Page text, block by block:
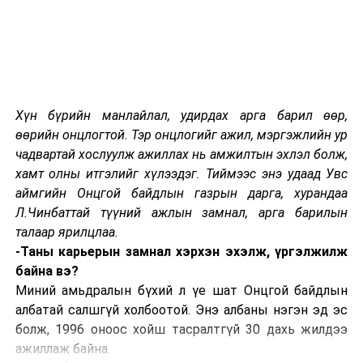
хөрөнгө оруулалтын газар ОНӨААТҮГ ажилласан.
Ийнхүү зураг төсөл бэлэн болж 2019 онд барилга
угсралтын ажил эхэлжээ. Ийнхүү 2021 оны есдүгээр
сард тус Дэд төвийн ажил 95 хувийн
гүйцэтгэлтэйгээр туршилтаар ашиглалтад орж,
Сэлбийн дэнжийн зарим аж ахуйн нэгжийг дулаанаар
хангаж эхэлсэн бол өдгөө барилга угсралтын ажил
бүрэн дуусжээ.
УНШСАН: 2855
ДАРААХ МЭДЭЭ
Үс шинээр үргээлгэх буюу засуулахад тохиромжгүй
Хүн бүрийн манлайлал, удирдах арга барил өөр,
өөрийн онцлогтой. Тэр онцлогийг ажил, мэргэжлийн ур
чадвартай хослуулж ажиллах нь амжилтын эхлэл болж,
хамт олны итгэлийг хүлээдэг. Тиймээс энэ удаад Увс
аймгийн Онцгой байдлын газрын дарга, хурандаа
Л.Чинбаттай түүний ажлын замнал, арга барилын
талаар ярилцлаа.
-Таны карьерын замнал хэрхэн эхэлж, үргэлжилж
байна вэ?
Миний амьдралын бүхий л үе шат Онцгой байдлын
албатай салшгүй холбоотой. Энэ албаны нэгэн эд эс
болж, 1996 оноос хойш тасралтгүй 30 дахь жилдээ
ажиллаж байна.